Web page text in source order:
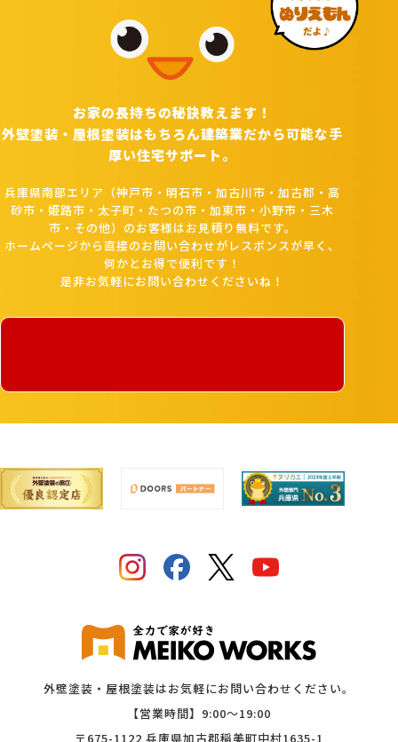
お家の長持ちの秘訣教えます！
外壁塗装・屋根塗装はもちろん建築業だから可能な手
厚い住宅サポート。
兵庫県南部エリア（神戸市・明石市・加古川市・加古郡・高
砂市・姫路市・太子町・たつの市・加東市・小野市・三木
市・その他）のお客様はお見積り無料です。
ホームページから直接のお問い合わせがレスポンスが早く、
何かとお得で便利です！
是非お気軽にお問い合わせくださいね！
外壁塗装・屋根塗装はお気軽にお問い合わせください。
【営業時間】9:00〜19:00
〒675-1122 兵庫県加古郡稲美町中村1635-1